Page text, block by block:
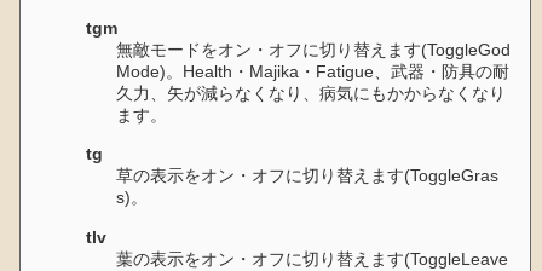
tgm
無敵モードをオン・オフに切り替えます(ToggleGod
Mode)。Health・Majika・Fatigue、武器・防具の耐
久力、矢が減らなくなり、病気にもかからなくなり
ます。
tg
草の表示をオン・オフに切り替えます(ToggleGras
s)。
tlv
葉の表示をオン・オフに切り替えます(ToggleLeave